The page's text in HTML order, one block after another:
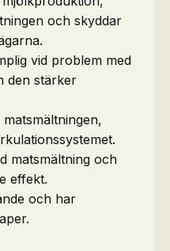
och skyddar
vid problem med
den stärker
matsmältning och
effekt.
och har